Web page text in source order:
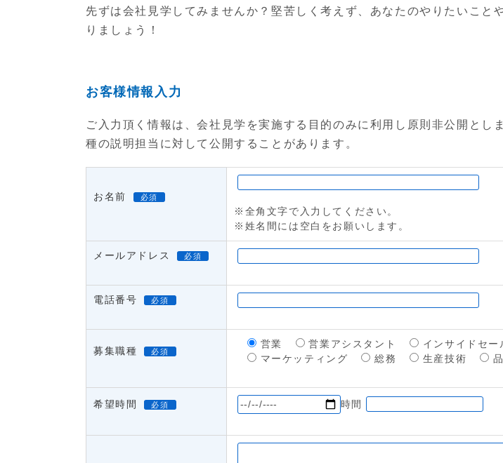
先ずは会社見学してみませんか？堅苦しく考えず、あなたのやりたいこと
りましょう！
お客様情報入力
ご入力頂く情報は、会社見学を実施する目的のみに利用し原則非公開とし
種の説明担当に対して公開することがあります。
お名前 必須
※全角文字で入力してください。
※姓名間には空白をお願いします。
メールアドレス 必須
電話番号 必須
募集職種 必須
営業 営業アシスタント
インサイドセー
マーケッティング
総務 生産技術
希望時間 必須 時間